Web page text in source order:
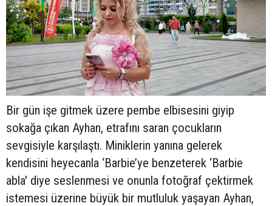
Bir gün işe gitmek üzere pembe elbisesini giyip
sokağa çıkan Ayhan, etrafını saran çocukların
sevgisiyle karşılaştı. Miniklerin yanına gelerek
kendisini heyecanla ‘Barbie’ye benzeterek ‘Barbie
abla' diye seslenmesi ve onunla fotoğraf çektirmek
istemesi üzerine büyük bir mutluluk yaşayan Ayhan,